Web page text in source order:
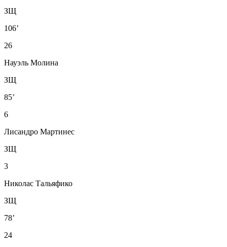
ЗЩ
106’
26
Науэль Молина
ЗЩ
85’
6
Лисандро Мартинес
ЗЩ
3
Николас Тальяфико
ЗЩ
78’
24